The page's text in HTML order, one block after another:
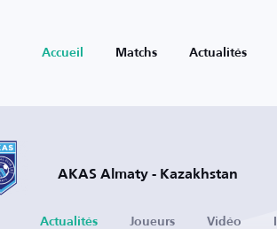
Accueil Matchs Actualités
AKAS Almaty - Kazakhstan
Actualités Joueurs Vidéo